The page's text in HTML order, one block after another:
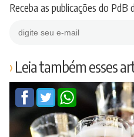
Receba as publicações do PdB
Leia também esses